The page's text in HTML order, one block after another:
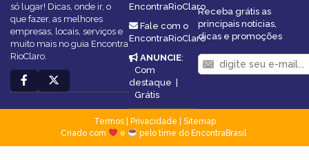
só lugar! Dicas, onde ir, o
que fazer, as melhores
empresas, locais, serviços e
muito mais no guia Encontra
RioClaro.
EncontraRioClaro
Fale com o
EncontraRioClaro
ANUNCIE:
Com
destaque |
Grátis
Receba grátis as
principais notícias,
dicas e promoções
Termos| Privacidade
Sitemap
Criado com
e pelo time do EncontraBrasil